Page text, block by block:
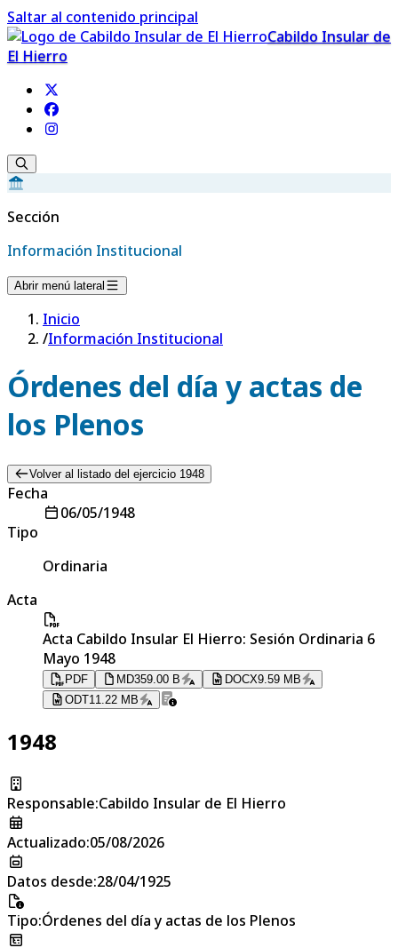
Saltar al contenido principal
Cabildo Insular de
El Hierro
Sección
Información Institucional
Abrir menú lateral
Inicio
/Información Institucional
Órdenes del día y actas de
los Plenos
Volver al listado del ejercicio 1948
Fecha
06/05/1948
Tipo
Ordinaria
Acta
Acta Cabildo Insular El Hierro: Sesión Ordinaria 6
Mayo 1948
PDF MD359.00 B DOCX9.59 MB
ODT11.22 MB
1948
Responsable:Cabildo Insular de El Hierro
Actualizado:05/08/2026
Datos desde:28/04/1925
Tipo:Órdenes del día y actas de los Plenos